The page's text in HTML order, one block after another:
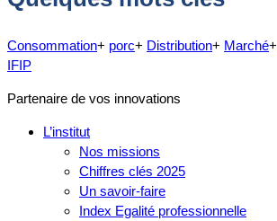
Consommation+ porc+ Distribution+ Marché+
IFIP
Partenaire de vos innovations
L’institut
Nos missions
Chiffres clés 2025
Un savoir-faire
Index Egalité professionnelle